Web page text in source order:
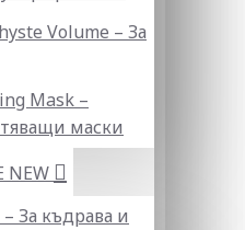
Volume – За
Mask –
маски
NEW
– За къдрава и